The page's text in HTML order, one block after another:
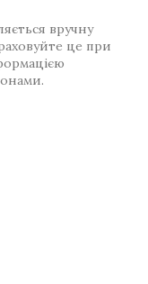
вручну
це при